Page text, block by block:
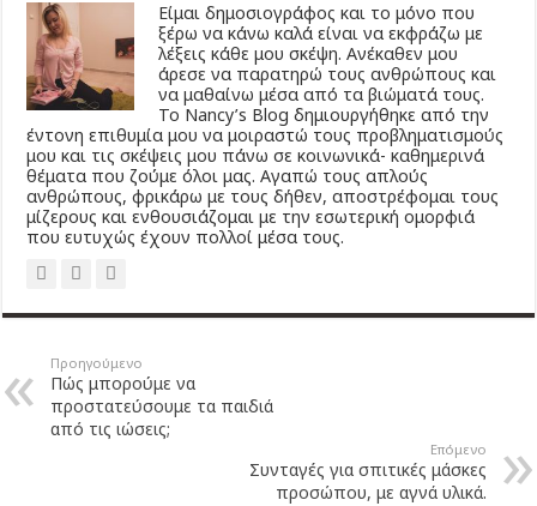
Είμαι δημοσιογράφος και το μόνο που
ξέρω να κάνω καλά είναι να εκφράζω με
λέξεις κάθε μου σκέψη. Ανέκαθεν μου
άρεσε να παρατηρώ τους ανθρώπους και
να μαθαίνω μέσα από τα βιώματά τους.
Το Νancy’s Βlog δημιουργήθηκε από την
έντονη επιθυμία μου να μοιραστώ τους προβληματισμούς
μου και τις σκέψεις μου πάνω σε κοινωνικά- καθημερινά
θέματα που ζούμε όλοι μας. Αγαπώ τους απλούς
ανθρώπους, φρικάρω με τους δήθεν, αποστρέφομαι τους
μίζερους και ενθουσιάζομαι με την εσωτερική ομορφιά
που ευτυχώς έχουν πολλοί μέσα τους.
Προηγούμενο
Πώς μπορούμε να
προστατεύσουμε τα παιδιά
από τις ιώσεις;
Επόμενο
Συνταγές για σπιτικές μάσκες
προσώπου, με αγνά υλικά.